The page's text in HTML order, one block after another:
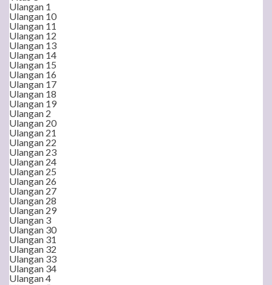
Ulangan 1
Ulangan 10
Ulangan 11
Ulangan 12
Ulangan 13
Ulangan 14
Ulangan 15
Ulangan 16
Ulangan 17
Ulangan 18
Ulangan 19
Ulangan 2
Ulangan 20
Ulangan 21
Ulangan 22
Ulangan 23
Ulangan 24
Ulangan 25
Ulangan 26
Ulangan 27
Ulangan 28
Ulangan 29
Ulangan 3
Ulangan 30
Ulangan 31
Ulangan 32
Ulangan 33
Ulangan 34
Ulangan 4